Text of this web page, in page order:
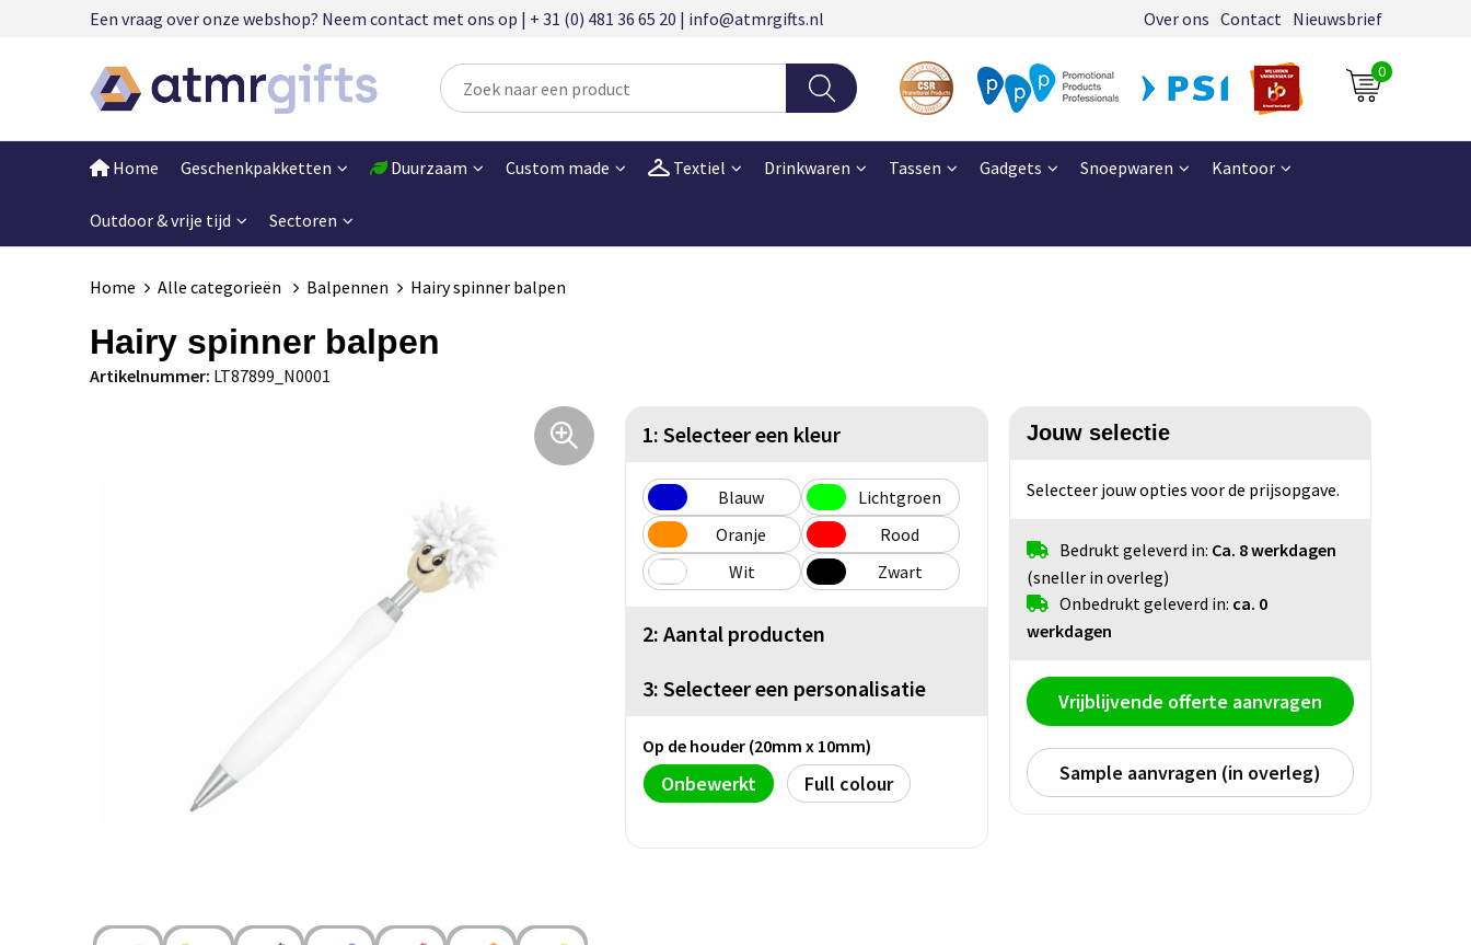
Een vraag over onze webshop? Neem contact met ons op | + 31 (0) 481 36 65 20 | info@atmrgifts.nl Over ons Contact Nieuwsbrief
0
Home Geschenkpakketten Duurzaam Custom made Textiel Drinkwaren Tassen Gadgets Snoepwaren Kantoor
Outdoor & vrije tijd Sectoren
Home Alle categorieën Balpennen Hairy spinner balpen
Hairy spinner balpen
Artikelnummer: LT87899_N0001
1: Selecteer een kleur
Blauw
Lichtgroen
Oranje
Rood
Wit
Zwart
2: Aantal producten
3: Selecteer een personalisatie
Op de houder (20mm x 10mm)
Onbewerkt Full colour
Jouw selectie
Selecteer jouw opties voor de prijsopgave.
Bedrukt geleverd in: Ca. 8 werkdagen
(sneller in overleg)
Onbedrukt geleverd in: ca. 0
werkdagen
Vrijblijvende offerte aanvragen
Sample aanvragen (in overleg)